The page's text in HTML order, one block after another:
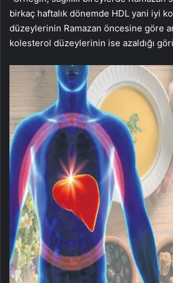
birkaç haftalık dönemde HDL yani iyi
düzeylerinin Ramazan öncesine göre
kolesterol düzeylerinin ise azaldığı